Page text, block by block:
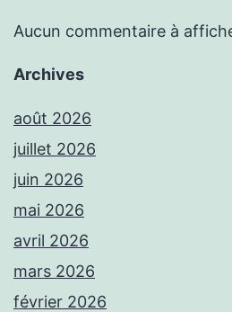
Aucun commentaire à
Archives
août 2026
juillet 2026
juin 2026
mai 2026
avril 2026
mars 2026
février 2026